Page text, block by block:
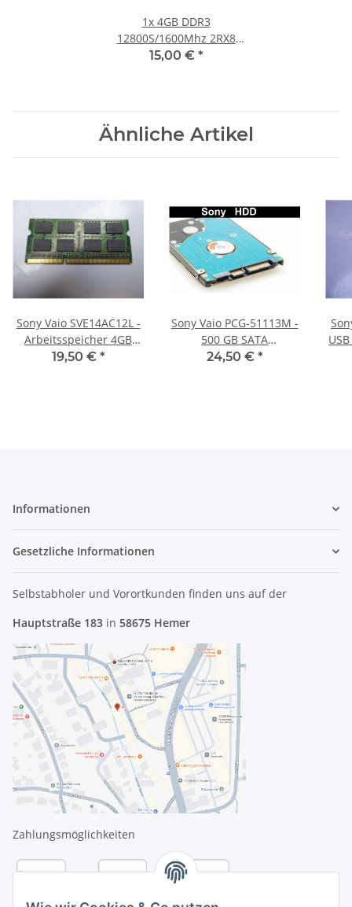
1x 4GB DDR3
12800S/1600Mhz 2RX8
Notebook SO-DIMM RAM
15,00 € *
Ähnliche Artikel
Sony Vaio SVE14AC12L -
Arbeitsspeicher 4GB
RAM Memory DDR3
19,50 € *
Sony Vaio PCG-51113M -
500 GB SATA
HDD/Festplatte
24,50 € *
Informationen
Gesetzliche Informationen
Selbstabholer und Vorortkunden finden uns auf der
Hauptstraße 183 in 58675 Hemer
Zahlungsmöglichkeiten